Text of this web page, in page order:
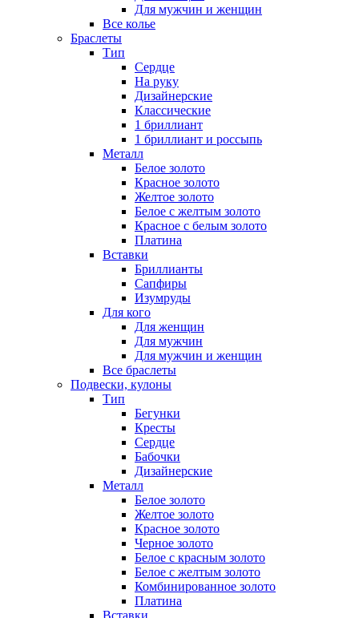
Для мужчин и женщин
Все колье
Браслеты
Тип
Сердце
На руку
Дизайнерские
Классические
1 бриллиант
1 бриллиант и россыпь
Металл
Белое золото
Красное золото
Желтое золото
Белое с желтым золото
Красное с белым золото
Платина
Вставки
Бриллианты
Сапфиры
Изумруды
Для кого
Для женщин
Для мужчин
Для мужчин и женщин
Все браслеты
Подвески, кулоны
Тип
Бегунки
Кресты
Сердце
Бабочки
Дизайнерские
Металл
Белое золото
Желтое золото
Красное золото
Черное золото
Белое с красным золото
Белое с желтым золото
Комбинированное золото
Платина
Вставки